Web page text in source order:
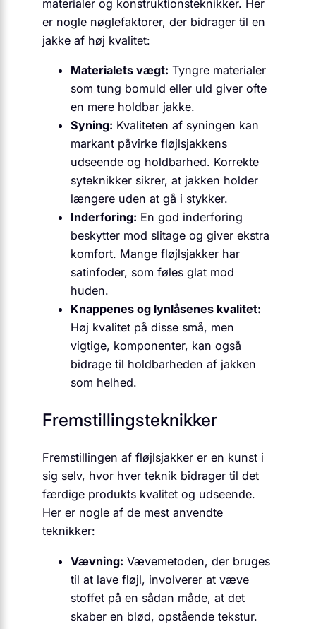
materialer og konstruktionsteknikker. Her
er nogle nøglefaktorer, der bidrager til en
jakke af høj kvalitet:
Materialets vægt: Tyngre materialer
som tung bomuld eller uld giver ofte
en mere holdbar jakke.
Syning: Kvaliteten af syningen kan
markant påvirke fløjlsjakkens
udseende og holdbarhed. Korrekte
syteknikker sikrer, at jakken holder
længere uden at gå i stykker.
Inderforing: En god inderforing
beskytter mod slitage og giver ekstra
komfort. Mange fløjlsjakker har
satinfoder, som føles glat mod
huden.
Knappenes og lynlåsenes kvalitet:
Høj kvalitet på disse små, men
vigtige, komponenter, kan også
bidrage til holdbarheden af jakken
som helhed.
Fremstillingsteknikker
Fremstillingen af fløjlsjakker er en kunst i
sig selv, hvor hver teknik bidrager til det
færdige produkts kvalitet og udseende.
Her er nogle af de mest anvendte
teknikker:
Vævning: Vævemetoden, der bruges
til at lave fløjl, involverer at væve
stoffet på en sådan måde, at det
skaber en blød, opstående tekstur.